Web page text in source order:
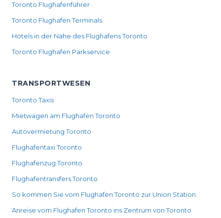
Toronto Flughafenführer
Toronto Flughafen Terminals
Hotels in der Nähe des Flughafens Toronto
Toronto Flughafen Parkservice
TRANSPORTWESEN
Toronto Taxis
Mietwagen am Flughafen Toronto
Autovermietung Toronto
Flughafentaxi Toronto
Flughafenzug Toronto
Flughafentransfers Toronto
So kommen Sie vom Flughafen Toronto zur Union Station
Anreise vom Flughafen Toronto ins Zentrum von Toronto